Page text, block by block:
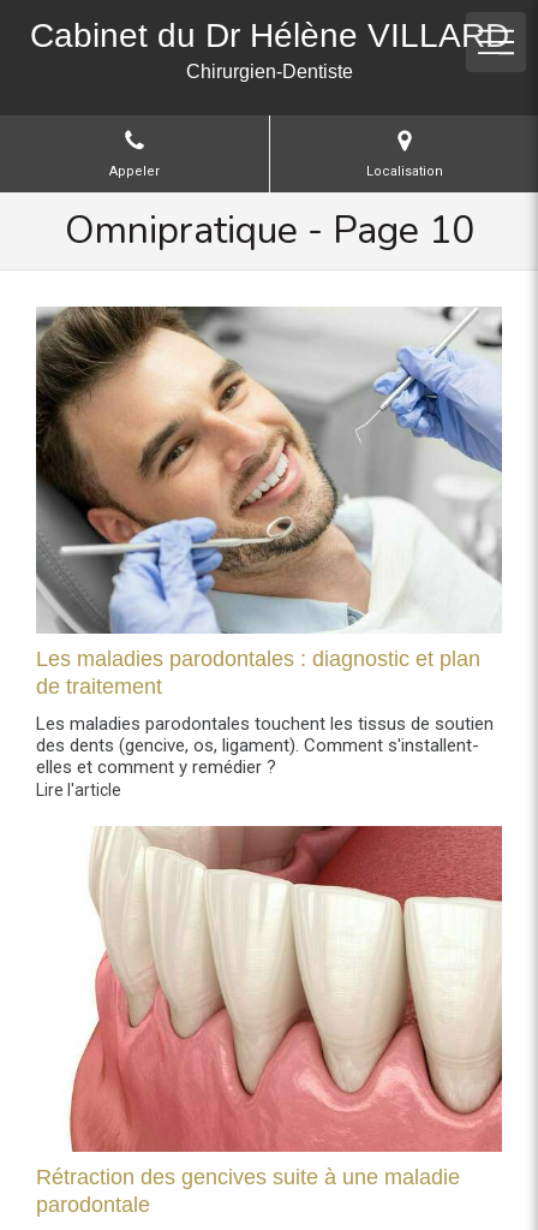
Cabinet du Dr Hélène VILLARD
Chirurgien-Dentiste
Appeler Localisation
Omnipratique - Page 10
Les maladies parodontales : diagnostic et plan
de traitement
Les maladies parodontales touchent les tissus de soutien
des dents (gencive, os, ligament). Comment s'installent-
elles et comment y remédier ?
Lire l'article
Rétraction des gencives suite à une maladie
parodontale